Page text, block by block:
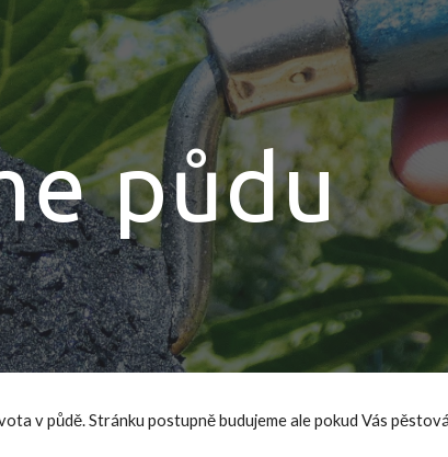
Skip to navigation
půdu
v půdě. Stránku postupně budujeme ale pokud Vás